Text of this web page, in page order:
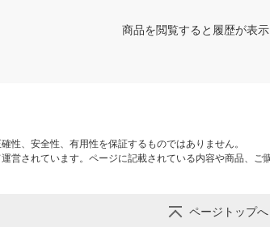
商品を閲覧すると履歴が表
性、安全性、有用性を保証するものではありません。
営されています。ページに記載されている内容や商品、ご
ページトップへ